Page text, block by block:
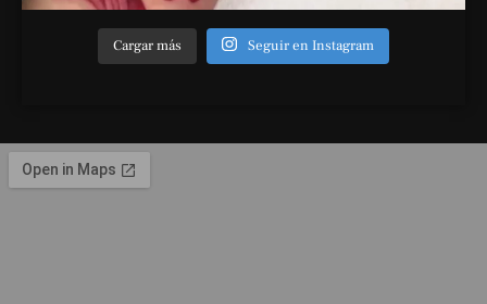
Cargar más Seguir en Instagram